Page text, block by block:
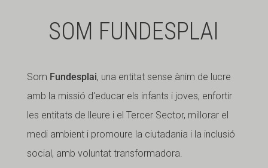
SOM FUNDESPLAI
Som Fundesplai, una entitat sense ànim de lucre
amb la missió d'educar els infants i joves, enfortir
les entitats de lleure i el Tercer Sector, millorar el
medi ambient i promoure la ciutadania i la inclusió
social, amb voluntat transformadora.